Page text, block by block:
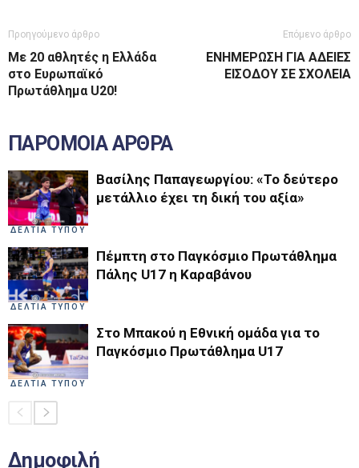
Προηγούμενο άρθρο
Με 20 αθλητές η Ελλάδα
στο Ευρωπαϊκό
Πρωτάθλημα U20!
Επόμενο άρθρο
ΕΝΗΜΕΡΩΣΗ ΓΙΑ ΑΔΕΙΕΣ
ΕΙΣΟΔΟΥ ΣΕ ΣΧΟΛΕΙΑ
ΠΑΡΟΜΟΙΑ ΑΡΘΡΑ
ΔΕΛΤΙΑ ΤΥΠΟΥ
Βασίλης Παπαγεωργίου: «Το δεύτερο
μετάλλιο έχει τη δική του αξία»
ΔΕΛΤΙΑ ΤΥΠΟΥ
Πέμπτη στο Παγκόσμιο Πρωτάθλημα
Πάλης U17 η Καραβάνου
ΔΕΛΤΙΑ ΤΥΠΟΥ
Στο Μπακού η Εθνική ομάδα για το
Παγκόσμιο Πρωτάθλημα U17
Δημοφιλή